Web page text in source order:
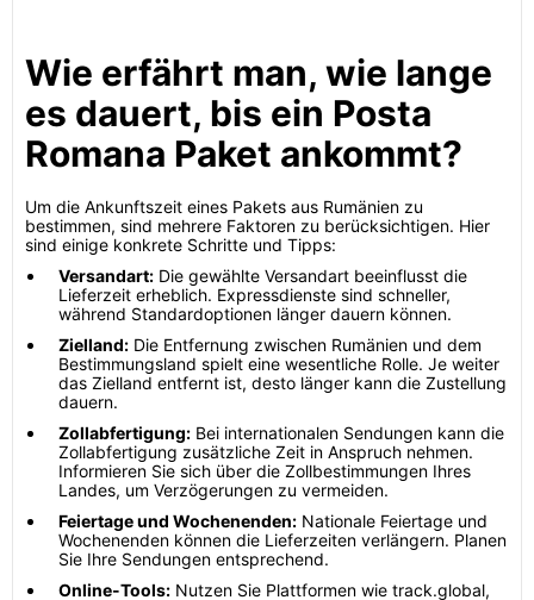
Wie erfährt man, wie lange
es dauert, bis ein Posta
Romana Paket ankommt?
Um die Ankunftszeit eines Pakets aus Rumänien zu
bestimmen, sind mehrere Faktoren zu berücksichtigen. Hier
sind einige konkrete Schritte und Tipps:
Versandart: Die gewählte Versandart beeinflusst die
Lieferzeit erheblich. Expressdienste sind schneller,
während Standardoptionen länger dauern können.
Zielland: Die Entfernung zwischen Rumänien und dem
Bestimmungsland spielt eine wesentliche Rolle. Je weiter
das Zielland entfernt ist, desto länger kann die Zustellung
dauern.
Zollabfertigung: Bei internationalen Sendungen kann die
Zollabfertigung zusätzliche Zeit in Anspruch nehmen.
Informieren Sie sich über die Zollbestimmungen Ihres
Landes, um Verzögerungen zu vermeiden.
Feiertage und Wochenenden: Nationale Feiertage und
Wochenenden können die Lieferzeiten verlängern. Planen
Sie Ihre Sendungen entsprechend.
Online-Tools: Nutzen Sie Plattformen wie track.global,